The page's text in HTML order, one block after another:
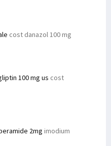
cost danazol 100 mg
100 mg us cost
2mg imodium